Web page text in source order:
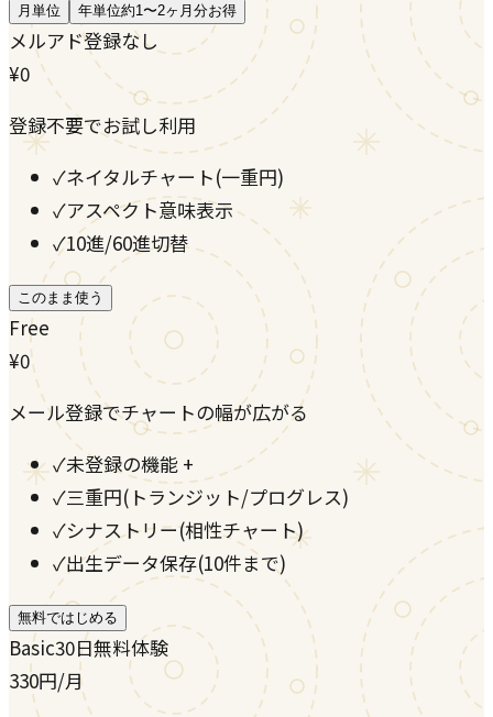
月単位 年単位約1〜2ヶ月分お得
メルアド登録なし
¥0
登録不要でお試し利用
✓ネイタルチャート(一重円)
✓アスペクト意味表示
✓10進/60進切替
このまま使う
Free
¥0
メール登録でチャートの幅が広がる
✓未登録の機能 +
✓三重円(トランジット/プログレス)
✓シナストリー(相性チャート)
✓出生データ保存(10件まで)
無料ではじめる
Basic30日無料体験
330円/月